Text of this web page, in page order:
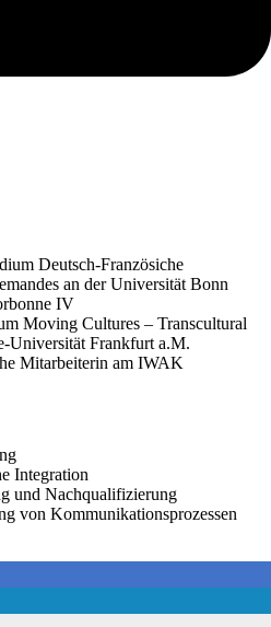
Deutsch-Französiche
an der Universität Bonn
IV
Moving Cultures – Transcultural
Universität Frankfurt a.M.
Mitarbeiterin am IWAK
Integration
und Nachqualifizierung
von Kommunikationsprozessen